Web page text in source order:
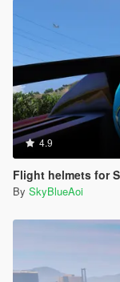
4.9
Flight helmets for
By SkyBlueAoi